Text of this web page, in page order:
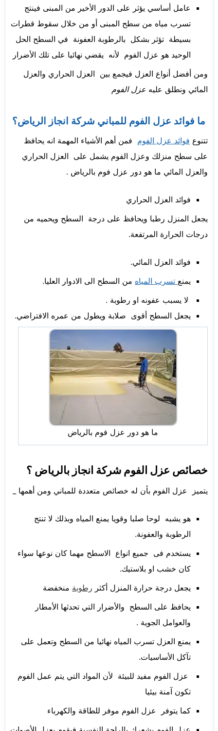
عامل أساسي يؤثر على الدور الأخير من المبنى فينتج
تسرب مياه من سطح المبنى أو من خلال سقوط قطرات
بسيطة تؤثر بشكل بالرطوبة العفونة في السطح الحل
الوحيد هو عزل الفوم لأنه يقضي نهائيا على تلك الأضرار
ومن أفضل أنواع العزل فيجمع بين العزل الحراري والعزل
المائي ونطلق عليه عزل الفوم
ما فوائد عزل الفوم للمباني شركة انجاز الرياض؟
تتنوع فوائد عزل الفوم فمن أهم الأشياء المهمة انه يحافظ
على سطح منزلك وعزل الفوم يشمل على العزل الحراري
والعزل المائي ما هو دور عزل فوم بالرياض .
فوائد العزل الحراري
يجعل المنزل رطبا ويحافظ على درجة السطح ويحميه من
درجات الحرارة المرتفعة.
فوائد العزل المائي.
يمنع تسرب المياه من السطح الى الادوار العليا.
لا يسبب عفونه او رطوبة .
يجعل السطح أقوى صلابة ويطول من عمره الافتراضي.
ما هو دور عزل فوم بالرياض
خصائص عزل الفوم شركة انجاز بالرياض ؟
يتميز عزل الفوم بأن له خصائص متعددة للمباني ومن أهمها _
هو يشبه لوحا صلبا وقويا يمنع المياه وبذلك لا تنتج
الرطوبة والعفونة.
يستخدم فى جميع انواع الاسطح مهما كان نوعها سواء
كان خشب او بلاستيك.
يجعل درجة حرارة المنزل أكثر رطوبة منخفضة
يحافظ على السطح والأضرار التي تحدثها الأمطار
والعوامل الجوية .
يمنع العزل تسرب المياه نهائيا من السطح وتعمل على
تآكل الأساسيات.
عزل الفوم مفيد للبيئة لأن المواد التي يتم عمل الفوم
تكون آمنة بيئيا
كما يتوفر عزل الفوم موفر للطاقة والكهرباء